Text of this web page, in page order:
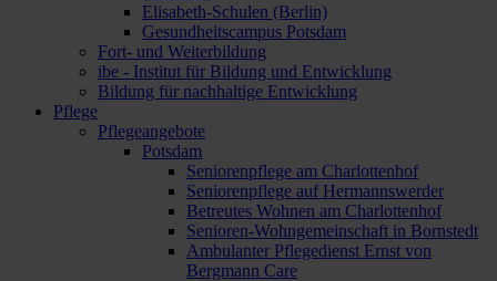
Elisabeth-Schulen (Berlin)
Gesundheitscampus Potsdam
Fort- und Weiterbildung
ibe - Institut für Bildung und Entwicklung
Bildung für nachhaltige Entwicklung
Pflege
Pflegeangebote
Potsdam
Seniorenpflege am Charlottenhof
Seniorenpflege auf Hermannswerder
Betreutes Wohnen am Charlottenhof
Senioren-Wohngemeinschaft in Bornstedt
Ambulanter Pflegedienst Ernst von
Bergmann Care